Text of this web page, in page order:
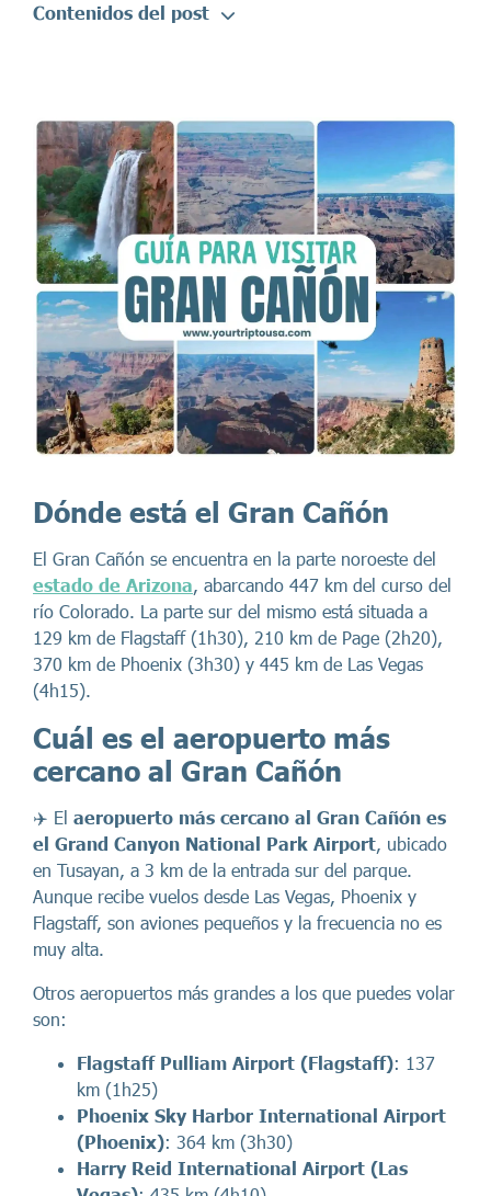
Contenidos del post
Dónde está el Gran Cañón
El Gran Cañón se encuentra en la parte noroeste del
estado de Arizona, abarcando 447 km del curso del
río Colorado. La parte sur del mismo está situada a
129 km de Flagstaff (1h30), 210 km de Page (2h20),
370 km de Phoenix (3h30) y 445 km de Las Vegas
(4h15).
Cuál es el aeropuerto más
cercano al Gran Cañón
✈️ El aeropuerto más cercano al Gran Cañón es
el Grand Canyon National Park Airport, ubicado
en Tusayan, a 3 km de la entrada sur del parque.
Aunque recibe vuelos desde Las Vegas, Phoenix y
Flagstaff, son aviones pequeños y la frecuencia no es
muy alta.
Otros aeropuertos más grandes a los que puedes volar
son:
Flagstaff Pulliam Airport (Flagstaff): 137
km (1h25)
Phoenix Sky Harbor International Airport
(Phoenix): 364 km (3h30)
Harry Reid International Airport (Las